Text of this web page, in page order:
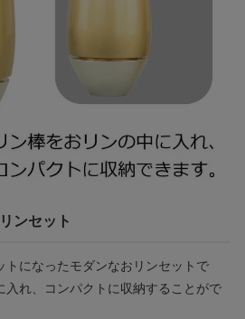
ンセット
トになったモダンなおリンセットで
れ、コンパクトに収納することがで